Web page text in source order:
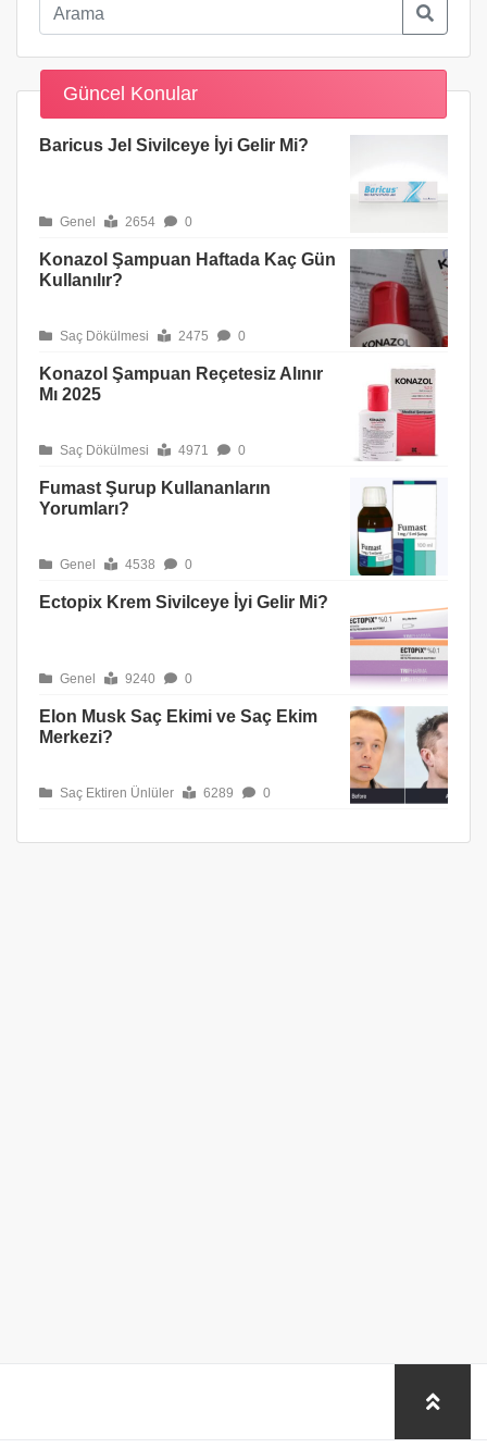
Güncel Konular
Baricus Jel Sivilceye İyi Gelir Mi?
Genel 2654 0
Konazol Şampuan Haftada Kaç Gün
Kullanılır?
Saç Dökülmesi 2475 0
Konazol Şampuan Reçetesiz Alınır
Mı 2025
Saç Dökülmesi 4971 0
Fumast Şurup Kullananların
Yorumları?
Genel 4538 0
Ectopix Krem Sivilceye İyi Gelir Mi?
Genel 9240 0
Elon Musk Saç Ekimi ve Saç Ekim
Merkezi?
Saç Ektiren Ünlüler 6289 0